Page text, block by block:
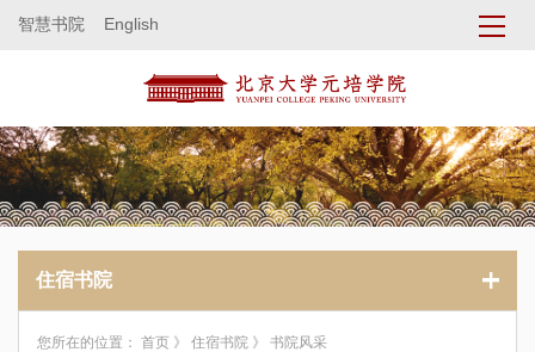
智慧书院 English
住宿书院
您所在的位置： 首页 》 住宿书院 》 书院风采